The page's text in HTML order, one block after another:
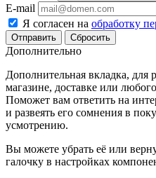
E-mail
Я согласен на обработку
Сбросить
Дополнительно
Дополнительная вкладка,
магазине, доставке или
Поможет вам ответить на
и развеять его сомнения в
усмотрению.
Вы можете убрать её или
галочку в настройках